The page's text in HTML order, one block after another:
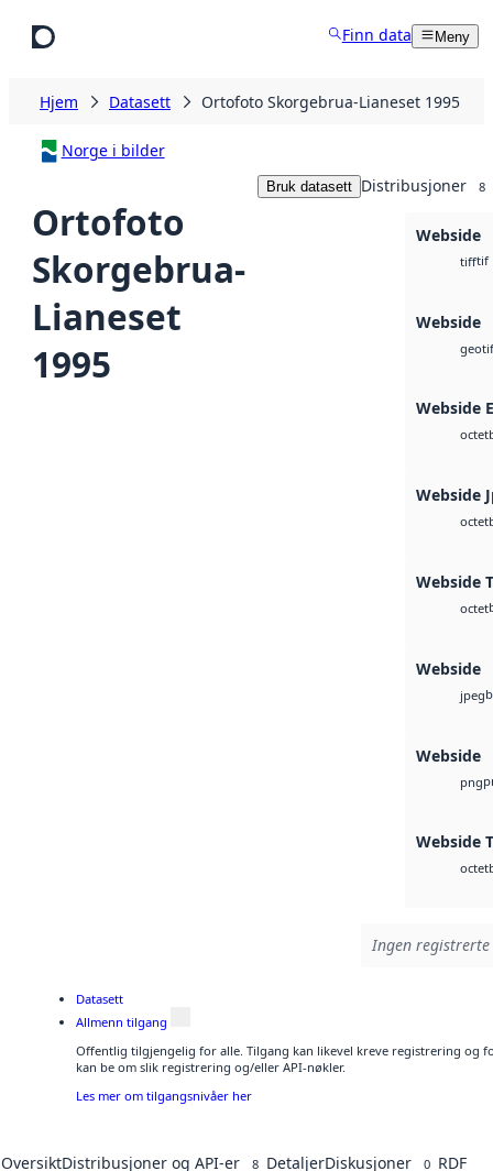
Finn data Meny
Hjem Datasett Ortofoto Skorgebrua-Lianeset 1995
Norge i bilder
Ortofoto
Skorgebrua-
Lianeset
1995
Bruk datasett Distribusjoner 8
Webside
tifftif
Webside
Webside
octet
Webside
octet
Webside
octet
Webside
jpeg
Webside
png
Webside
octet
Ingen
Datasett
Allmenn tilgang
Offentlig tilgjengelig for alle. Tilgang kan likevel kreve registrering og
kan be om slik registrering og/eller API-nøkler.
Les mer om tilgangsnivåer her
OversiktDistribusjoner og API-er 8 DetaljerDiskusjoner 0 RDF